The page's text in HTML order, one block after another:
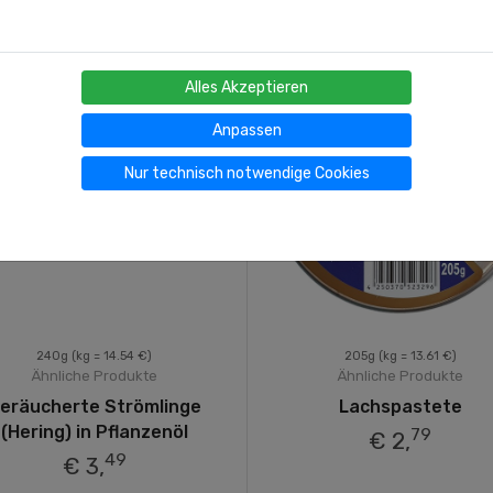
240g (kg = 14.54 €)
Ähnliche Produkte
Strömlinge
(Hering) in Pflanzenöl
€ 3,49
205g (kg = 13.61 €)
Ähnliche Produkte
Lachspastete
€ 2,79
Alles Akzeptieren
Anpassen
Nur technisch notwendige Cookies